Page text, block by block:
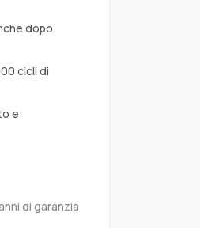
dopo
cicli di
e
di garanzia